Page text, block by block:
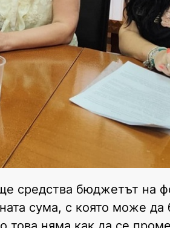
средства бюджетът на
сума, с която може да